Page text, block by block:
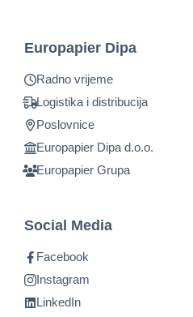
Europapier Dipa
Radno vrijeme
Logistika i distribucija
Poslovnice
Europapier Dipa d.o.o.
Europapier Grupa
Social Media
Facebook
Instagram
LinkedIn